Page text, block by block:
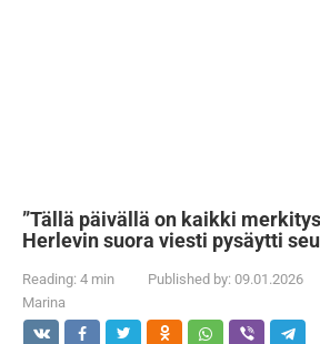
”Tällä päivällä on kaikki
Herlevin suora viesti pysäytti
Reading: 4 min Published by: 09.01.2026
Marina